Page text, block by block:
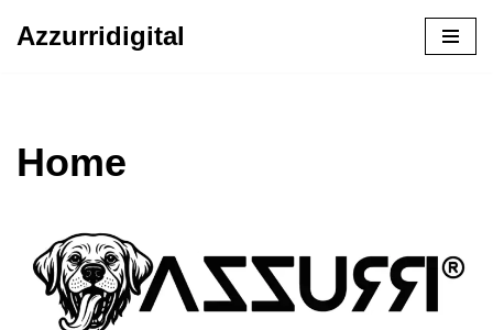
Azzurridigital
Home